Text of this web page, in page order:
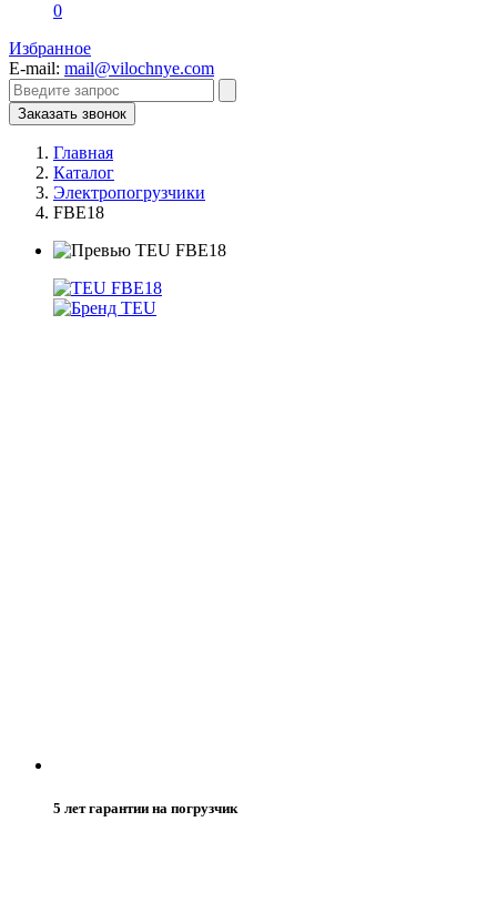
0
Избранное
E-mail: mail@vilochnye.com
Заказать звонок
Главная
Каталог
Электропогрузчики
FBE18
5 лет гарантии на погрузчик